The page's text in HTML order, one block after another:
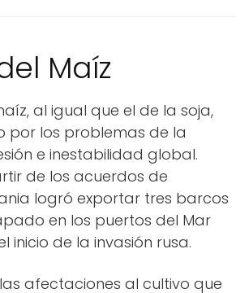
Maíz
al igual que el de la soja,
por los problemas de la
e inestabilidad global.
de los acuerdos de
logró exportar tres barcos
en los puertos del Mar
inicio de la invasión rusa.
afectaciones al cultivo que